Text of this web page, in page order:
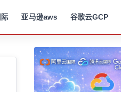
亚马逊aws 谷歌云GCP